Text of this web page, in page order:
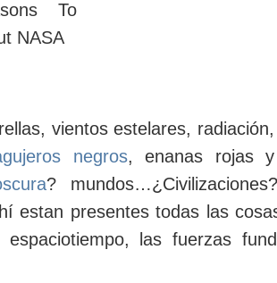
vientos estelares,
negros, enanas rojas y
?
estan presentes todas las
las fuerzas